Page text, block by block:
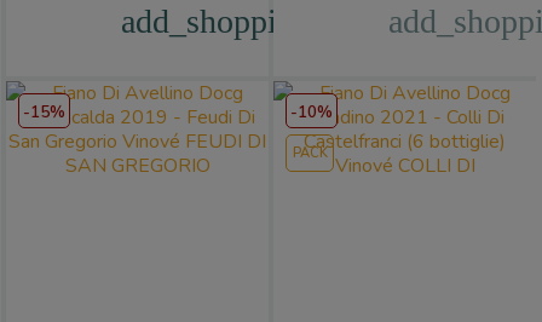
add_shopping_cart
-15% -10%
PACK